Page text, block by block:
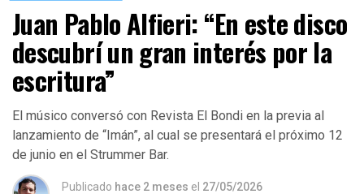
Juan Pablo Alfieri: “En este disco
descubrí un gran interés por la
escritura”
El músico conversó con Revista El Bondi en la previa al
lanzamiento de “Imán”, al cual se presentará el próximo 12
de junio en el Strummer Bar.
Publicado hace 2 meses el 27/05/2026